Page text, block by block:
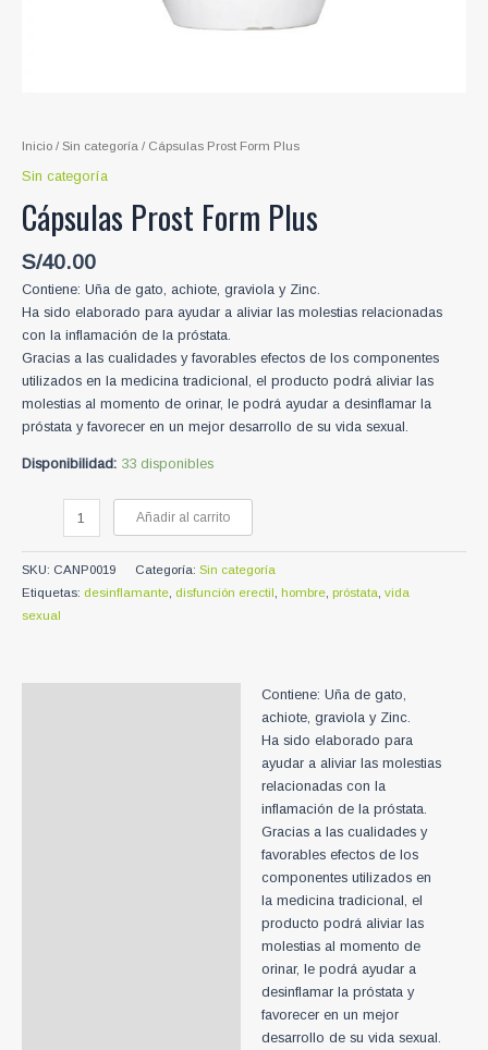
Inicio / Sin categoría / Cápsulas Prost Form Plus
Sin categoría
Cápsulas Prost Form Plus
S/40.00
Contiene: Uña de gato, achiote, graviola y Zinc.
Ha sido elaborado para ayudar a aliviar las molestias relacionadas
con la inflamación de la próstata.
Gracias a las cualidades y favorables efectos de los componentes
utilizados en la medicina tradicional, el producto podrá aliviar las
molestias al momento de orinar, le podrá ayudar a desinflamar la
próstata y favorecer en un mejor desarrollo de su vida sexual.
Disponibilidad: 33 disponibles
Form
Plus
cantidad
Añadir al carrito
SKU: CANP0019 Categoría: Sin categoría
Etiquetas: desinflamante disfunción erectil hombre próstata vida
sexual
Contiene: Uña de gato,
achiote, graviola y Zinc.
Ha sido elaborado para
ayudar a aliviar las molestias
relacionadas con la
inflamación de la próstata.
Gracias a las cualidades y
favorables efectos de los
componentes utilizados en
la medicina tradicional, el
producto podrá aliviar las
molestias al momento de
orinar, le podrá ayudar a
desinflamar la próstata y
favorecer en un mejor
desarrollo de su vida sexual.